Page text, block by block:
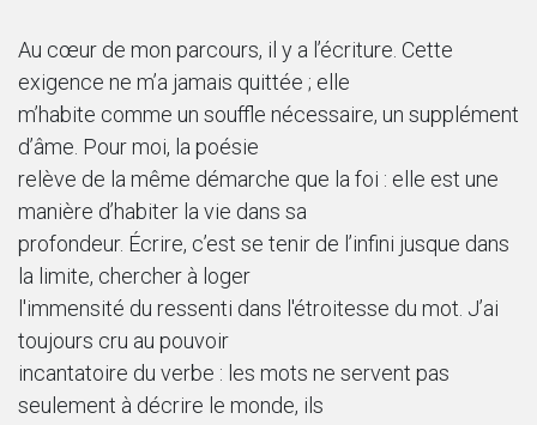
Au cœur de mon parcours, il y a l’écriture. Cette
exigence ne m’a jamais quittée ; elle
m’habite comme un souffle nécessaire, un supplément
d’âme. Pour moi, la poésie
relève de la même démarche que la foi : elle est une
manière d’habiter la vie dans sa
profondeur. Écrire, c’est se tenir de l’infini jusque dans
la limite, chercher à loger
l'immensité du ressenti dans l'étroitesse du mot. J’ai
toujours cru au pouvoir
incantatoire du verbe : les mots ne servent pas
seulement à décrire le monde, ils